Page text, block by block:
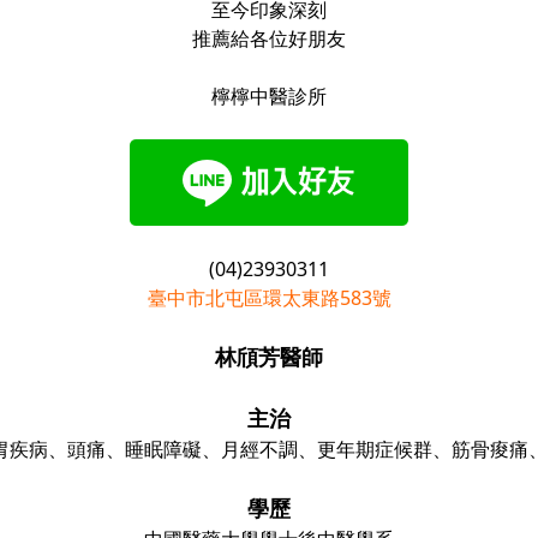
至今印象深刻
推薦給各位好朋友
檸檸中醫診所
(04)23930311
臺中市北屯區環太東路583號
林頎芳醫師
主治
疾病、頭痛、睡眠障礙、月經不調、更年期症候群、筋骨痠痛
學歷